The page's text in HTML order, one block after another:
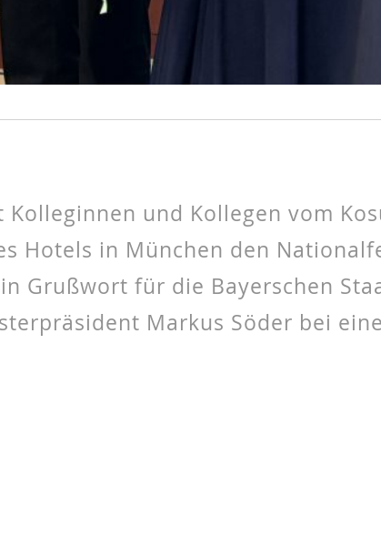
und Kollegen vom
Hotels in München den
Grußwort für die Bayerschen
Markus Söder bei